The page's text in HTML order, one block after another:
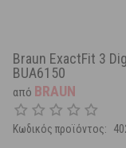
Braun ExactFit 3
BUA6150
από BRAUN
Κωδικός προϊόντος: